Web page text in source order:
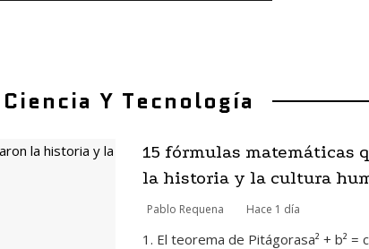
Ciencia Y Tecnología
15 fórmulas matemáticas
la historia y la cultura
Pablo Requena Hace 1 día
1. El teorema de Pitágorasa² + b² =